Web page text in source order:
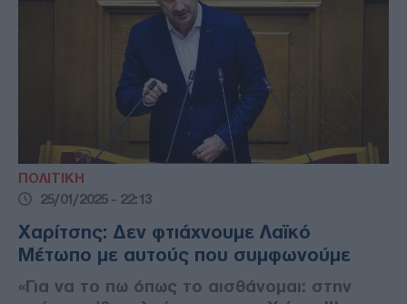
ΠΟΛΙΤΙΚΗ
25/01/2025 - 22:13
Χαρίτσης: Δεν φτιάχνουμε Λαϊκό
Μέτωπο με αυτούς που συμφωνούμε
«Για να το πω όπως το αισθάνομαι: στην